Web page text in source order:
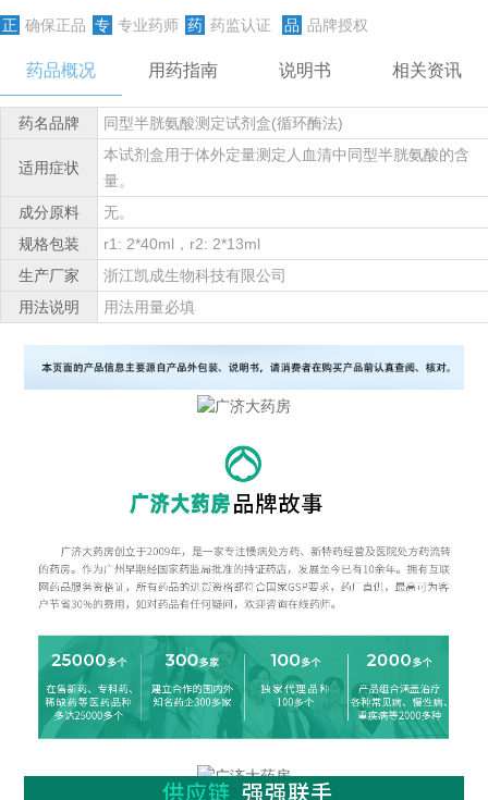
正 确保正品 专 专业药师 药 药监认证 品 品牌授权
药品概况 用药指南 说明书 相关资讯
药名品牌 同型半胱氨酸测定试剂盒(循环酶法)
适用症状
本试剂盒用于体外定量测定人血清中同型半胱氨酸的含
量。
成分原料
无。
规格包装
r1: 2*40ml，r2: 2*13ml
生产厂家
浙江凯成生物科技有限公司
用法说明
用法用量必填